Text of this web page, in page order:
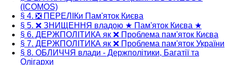
(ICOMOS)
§ 4. ❎ ПЕРЕЛІКи Пам'яток Києва
§ 5. ❌ ЗНИЩЕННЯ владою ★ Пам'яток Києва ★
§ 6. ДЕРЖПОЛІТИКА як ❌ Проблема пам'яток Києва
§ 7. ДЕРЖПОЛІТИКА як ❌ Проблема пам'яток України
§ 8. ОБЛИЧЧЯ влади - Держполітики, Багатії та
Олігархи